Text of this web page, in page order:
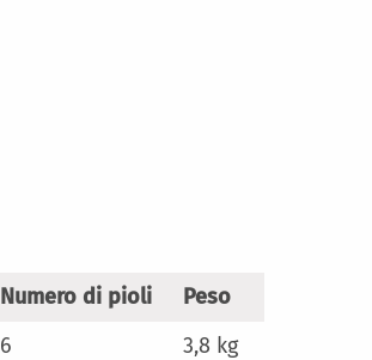
Numero di pioli
Peso
6
3,8 kg